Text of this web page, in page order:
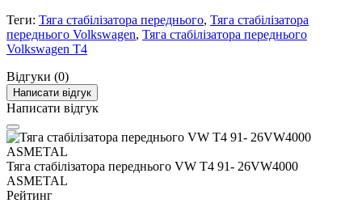
Теги: Тяга стабілізатора переднього, Тяга стабілізатора
переднього Volkswagen, Тяга стабілізатора переднього
Volkswagen T4
Відгуки (0)
Написати відгук
Написати відгук
Тяга стабілізатора переднього VW T4 91- 26VW4000
ASMETAL
Рейтинг